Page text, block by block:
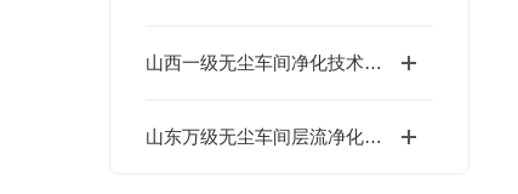
山西一级无尘车间净化技术与管理规范
山东万级无尘车间层流净化技术介绍